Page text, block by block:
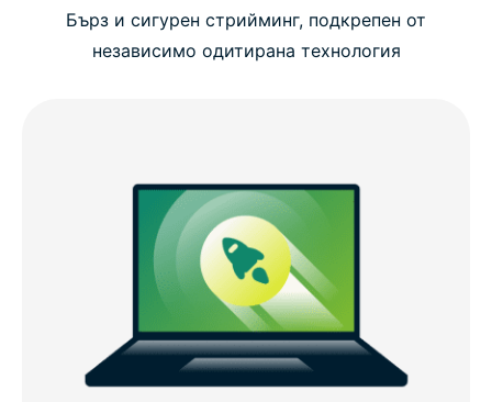
Бърз и сигурен стрийминг, подкрепен от
независимо одитирана технология